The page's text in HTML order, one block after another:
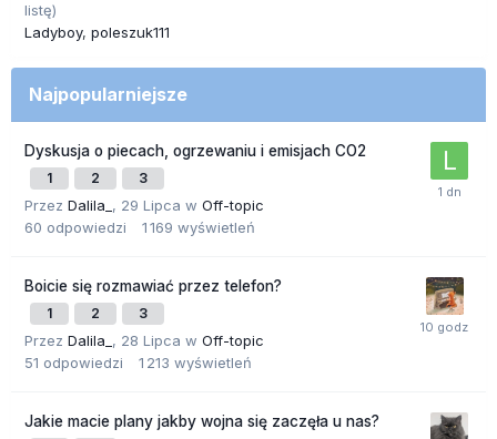
listę)
Ladyboy poleszuk111
Najpopularniejsze
Dyskusja o piecach, ogrzewaniu i emisjach CO2
1 2 3
Przez Dalila_ , 29 Lipca w Off-topic
60 odpowiedzi 1 169 wyświetleń
Boicie się rozmawiać przez telefon?
1 2 3
Przez Dalila_ , 28 Lipca w Off-topic
51 odpowiedzi 1 213 wyświetleń
Jakie macie plany jakby wojna się zaczęła u nas?